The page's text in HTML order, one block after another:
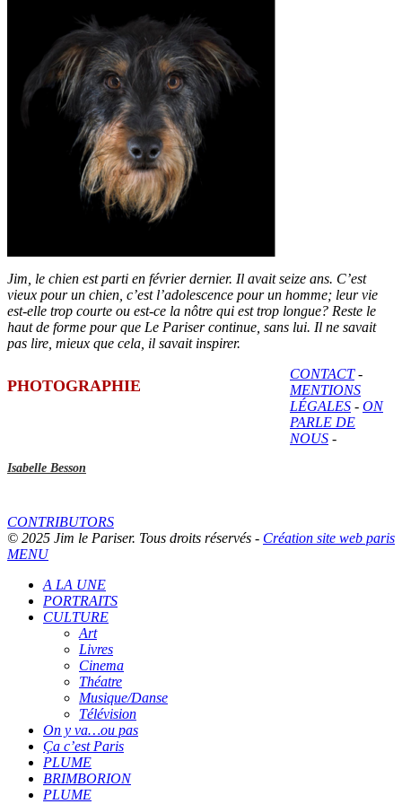
Jim, le chien est parti en février dernier. Il avait seize ans. C’est
vieux pour un chien, c’est l’adolescence pour un homme; leur vie
est-elle trop courte ou est-ce la nôtre qui est trop longue? Reste le
haut de forme pour que Le Pariser continue, sans lui. Il ne savait
pas lire, mieux que cela, il savait inspirer.
PHOTOGRAPHIE
Isabelle Besson
CONTACT-
MENTIONS
LÉGALES - ON
PARLE DE
NOUS -
CONTRIBUTORS
© 2025 Jim le Pariser. Tous droits réservés - Création site web paris
MENU
A LA UNE
PORTRAITS
CULTURE
Art
Livres
Cinema
Théatre
Musique/Danse
Télévision
On y va…ou pas
Ça c’est Paris
PLUME
BRIMBORION
PLUME